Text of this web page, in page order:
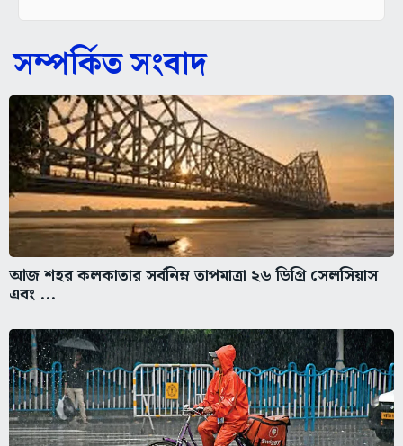
সম্পর্কিত সংবাদ
আজ শহর কলকাতার সর্বনিম্ন তাপমাত্রা ২৬ ডিগ্রি সেলসিয়াস
এবং ...